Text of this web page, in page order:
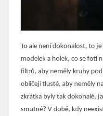
To ale není dokonalost, to
modelek a holek, co se fotí
filtrů, aby neměly kruhy
obličeji tlusté, aby neměly
zkrátka byly tak dokonalé,
smutné? V době, kdy